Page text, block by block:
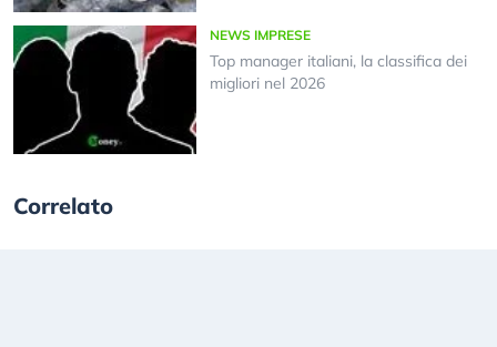
NEWS IMPRESE
Top manager italiani, la classifica dei
migliori nel 2026
Correlato